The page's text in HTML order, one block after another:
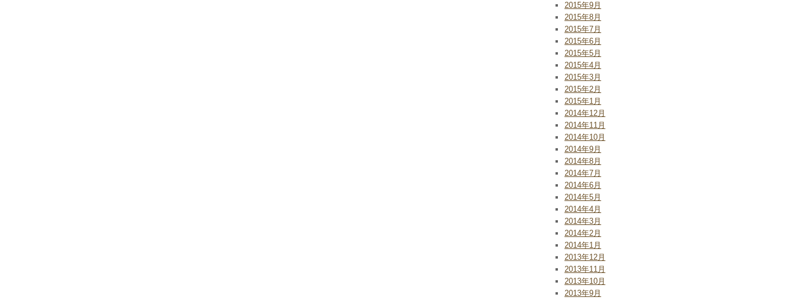
2015年9月
2015年8月
2015年7月
2015年6月
2015年5月
2015年4月
2015年3月
2015年2月
2015年1月
2014年12月
2014年11月
2014年10月
2014年9月
2014年8月
2014年7月
2014年6月
2014年5月
2014年4月
2014年3月
2014年2月
2014年1月
2013年12月
2013年11月
2013年10月
2013年9月